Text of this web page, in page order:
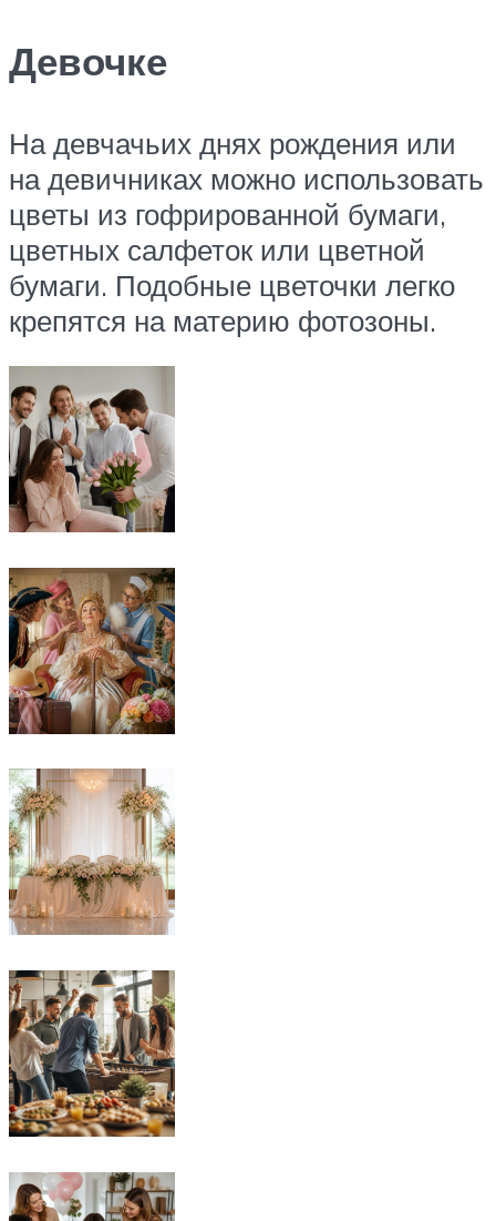
Девочке
На девчачьих днях рождения или
на девичниках можно использовать
цветы из гофрированной бумаги,
цветных салфеток или цветной
бумаги. Подобные цветочки легко
крепятся на материю фотозоны.